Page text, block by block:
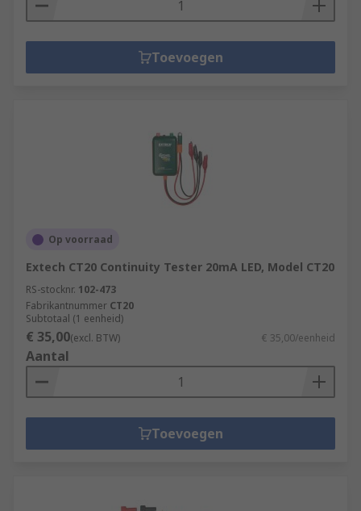
Toevoegen
Op voorraad
Extech CT20 Continuity Tester 20mA LED, Model CT20
RS-stocknr. 102-473
Fabrikantnummer CT20
Subtotaal (1 eenheid)
€ 35,00(excl. BTW) € 35,00/eenheid
Aantal
Toevoegen